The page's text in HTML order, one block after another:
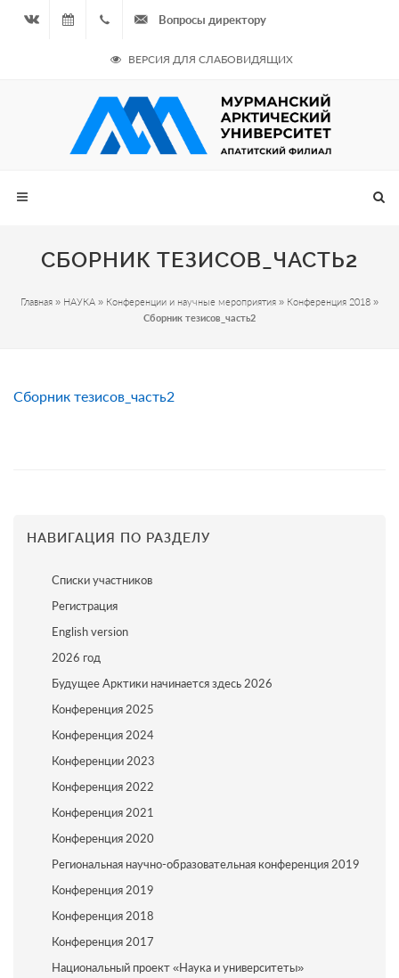
06.08.2026
- Чётная
неделя
964
687
Вопросы директору
ВЕРСИЯ ДЛЯ СЛАБОВИДЯЩИХ
СБОРНИК ТЕЗИСОВ_ЧАСТЬ2
Главная » НАУКА » Конференции и научные мероприятия » Конференция 2018 »
Сборник тезисов_часть2
Сборник тезисов_часть2
НАВИГАЦИЯ ПО РАЗДЕЛУ
Списки участников
Регистрация
English version
2026 год
Будущее Арктики начинается здесь 2026
Конференция 2025
Конференция 2024
Конференции 2023
Конференция 2022
Конференция 2021
Конференция 2020
Региональная научно-образовательная конференция 2019
Конференция 2019
Конференция 2018
Конференция 2017
Национальный проект «Наука и университеты»